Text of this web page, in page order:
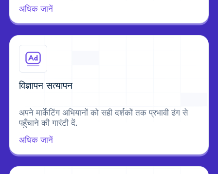
अधिक जानें
विज्ञापन सत्यापन
अपने मार्केटिंग अभियानों को सही दर्शकों तक प्रभावी ढंग से
पहुँचाने की गारंटी दें.
अधिक जानें